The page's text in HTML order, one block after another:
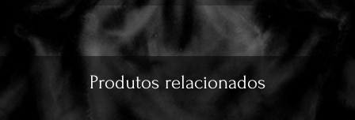
Produtos relacionados